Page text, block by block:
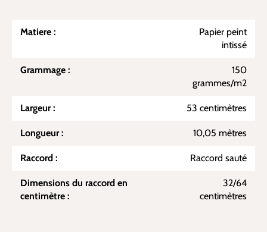
Matiere :
Papier peint
intissé
Grammage :
150
grammes/m2
Largeur : 53 centimètres
Longueur : 10,05 mètres
Raccord : Raccord sauté
Dimensions du raccord en
centimètre :
32/64
centimètres